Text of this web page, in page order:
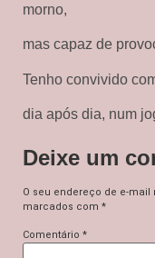
morno,
mas capaz de
Tenho convivido
dia após dia, num
Deixe um
O seu endereço de e-
marcados com *
Comentário *